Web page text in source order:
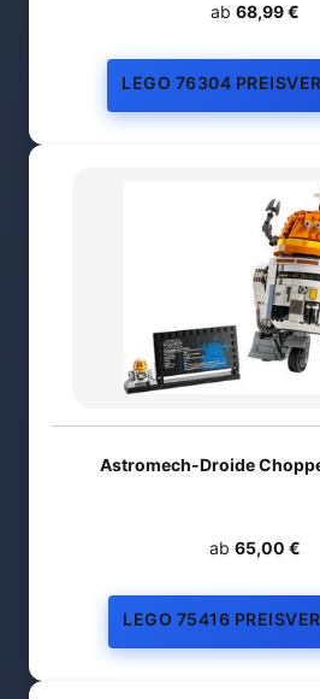
ab 68,99 €
LEGO 76304
Astromech-Droide
ab 65,00 €
LEGO 75416